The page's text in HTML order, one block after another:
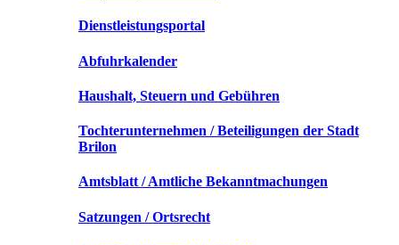
Dienstleistungsportal
Abfuhrkalender
Haushalt, Steuern und Gebühren
Tochterunternehmen / Beteiligungen der Stadt
Brilon
Amtsblatt / Amtliche Bekanntmachungen
Satzungen / Ortsrecht